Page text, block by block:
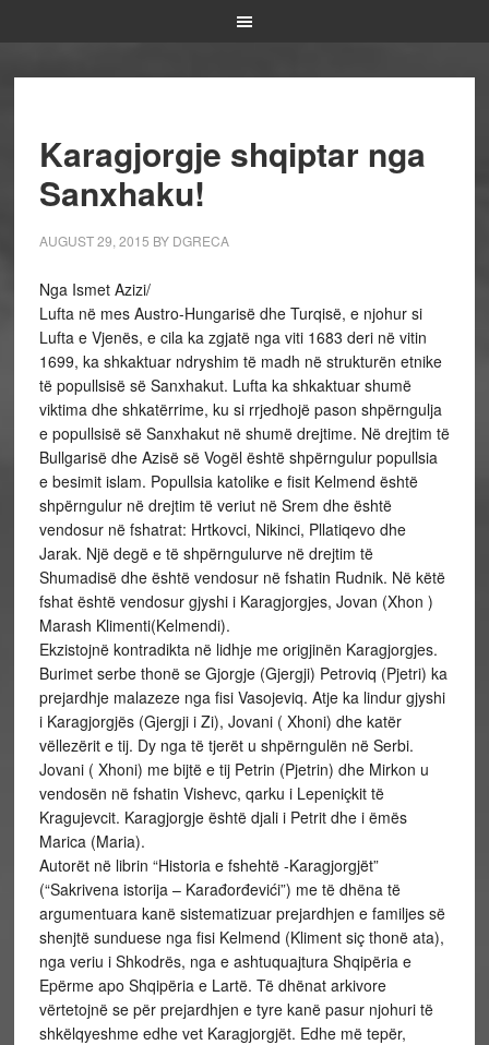
Karagjorgje shqiptar nga
Sanxhaku!
AUGUST 29, 2015 BY DGRECA
Nga Ismet Azizi/
Lufta në mes Austro-Hungarisë dhe Turqisë, e njohur si
Lufta e Vjenës, e cila ka zgjatë nga viti 1683 deri në vitin
1699, ka shkaktuar ndryshim të madh në strukturën etnike
të popullsisë së Sanxhakut. Lufta ka shkaktuar shumë
viktima dhe shkatërrime, ku si rrjedhojë pason shpërngulja
e popullsisë së Sanxhakut në shumë drejtime. Në drejtim të
Bullgarisë dhe Azisë së Vogël është shpërngulur popullsia
e besimit islam. Popullsia katolike e fisit Kelmend është
shpërngulur në drejtim të veriut në Srem dhe është
vendosur në fshatrat: Hrtkovci, Nikinci, Pllatiqevo dhe
Jarak. Një degë e të shpërngulurve në drejtim të
Shumadisë dhe është vendosur në fshatin Rudnik. Në këtë
fshat është vendosur gjyshi i Karagjorgjes, Jovan (Xhon )
Marash Klimenti(Kelmendi).
Ekzistojnë kontradikta në lidhje me origjinën Karagjorgjes.
Burimet serbe thonë se Gjorgje (Gjergji) Petroviq (Pjetri) ka
prejardhje malazeze nga fisi Vasojeviq. Atje ka lindur gjyshi
i Karagjorgjës (Gjergji i Zi), Jovani ( Xhoni) dhe katër
vëllezërit e tij. Dy nga të tjerët u shpërngulën në Serbi.
Jovani ( Xhoni) me bijtë e tij Petrin (Pjetrin) dhe Mirkon u
vendosën në fshatin Vishevc, qarku i Lepeniçkit të
Kragujevcit. Karagjorgje është djali i Petrit dhe i ëmës
Marica (Maria).
Autorët në librin “Historia e fshehtë -Karagjorgjët”
(“Sakrivena istorija – Karađorđevići”) me të dhëna të
argumentuara kanë sistematizuar prejardhjen e familjes së
shenjtë sunduese nga fisi Kelmend (Kliment siç thonë ata),
nga veriu i Shkodrës, nga e ashtuquajtura Shqipëria e
Epërme apo Shqipëria e Lartë. Të dhënat arkivore
vërtetojnë se për prejardhjen e tyre kanë pasur njohuri të
shkëlqyeshme edhe vet Karagjorgjët. Edhe më tepër,